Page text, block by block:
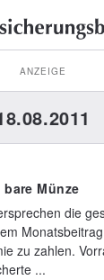
ANZEIGE
Münze
die
zu zahlen.
...